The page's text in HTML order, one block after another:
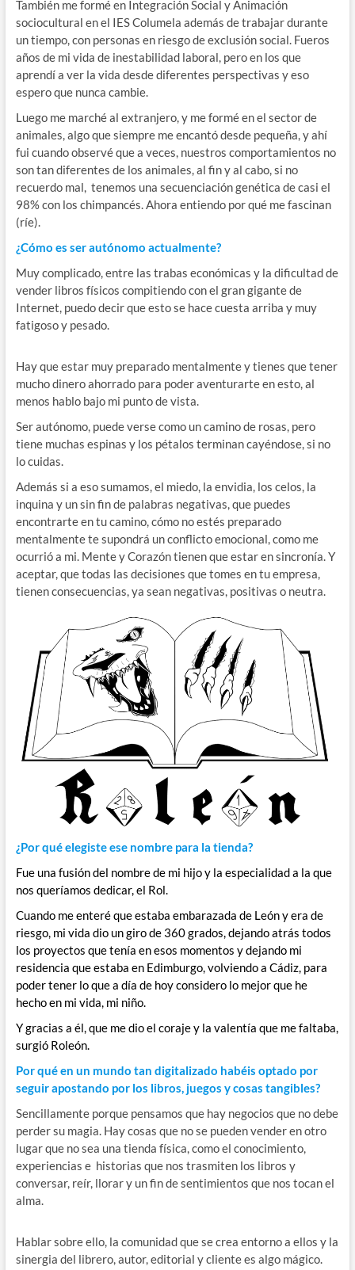
También me formé en Integración Social y Animación
sociocultural en el IES Columela además de trabajar durante
un tiempo, con personas en riesgo de exclusión social. Fueros
años de mi vida de inestabilidad laboral, pero en los que
aprendí a ver la vida desde diferentes perspectivas y eso
espero que nunca cambie.
Luego me marché al extranjero, y me formé en el sector de
animales, algo que siempre me encantó desde pequeña, y ahí
fui cuando observé que a veces, nuestros comportamientos no
son tan diferentes de los animales, al fin y al cabo, si no
recuerdo mal, tenemos una secuenciación genética de casi el
98% con los chimpancés. Ahora entiendo por qué me fascinan
(ríe).
¿Cómo es ser autónomo actualmente?
Muy complicado, entre las trabas económicas y la dificultad de
vender libros físicos compitiendo con el gran gigante de
Internet, puedo decir que esto se hace cuesta arriba y muy
fatigoso y pesado.
Hay que estar muy preparado mentalmente y tienes que tener
mucho dinero ahorrado para poder aventurarte en esto, al
menos hablo bajo mi punto de vista.
Ser autónomo, puede verse como un camino de rosas, pero
tiene muchas espinas y los pétalos terminan cayéndose, si no
lo cuidas.
Además si a eso sumamos, el miedo, la envidia, los celos, la
inquina y un sin fin de palabras negativas, que puedes
encontrarte en tu camino, cómo no estés preparado
mentalmente te supondrá un conflicto emocional, como me
ocurrió a mi. Mente y Corazón tienen que estar en sincronía. Y
aceptar, que todas las decisiones que tomes en tu empresa,
tienen consecuencias, ya sean negativas, positivas o neutra.
¿Por qué elegiste ese nombre para la tienda?
Fue una fusión del nombre de mi hijo y la especialidad a la que
nos queríamos dedicar, el Rol.
Cuando me enteré que estaba embarazada de León y era de
riesgo, mi vida dio un giro de 360 grados, dejando atrás todos
los proyectos que tenía en esos momentos y dejando mi
residencia que estaba en Edimburgo, volviendo a Cádiz, para
poder tener lo que a día de hoy considero lo mejor que he
hecho en mi vida, mi niño.
Y gracias a él, que me dio el coraje y la valentía que me faltaba,
surgió Roleón.
Por qué en un mundo tan digitalizado habéis optado por
seguir apostando por los libros, juegos y cosas tangibles?
Sencillamente porque pensamos que hay negocios que no debe
perder su magia. Hay cosas que no se pueden vender en otro
lugar que no sea una tienda física, como el conocimiento,
experiencias e historias que nos trasmiten los libros y
conversar, reír, llorar y un fin de sentimientos que nos tocan el
alma.
Hablar sobre ello, la comunidad que se crea entorno a ellos y la
sinergia del librero, autor, editorial y cliente es algo mágico.